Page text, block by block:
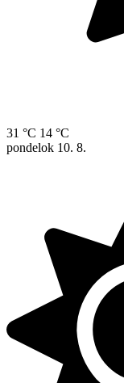
31 °C 14 °C
pondelok 10. 8.